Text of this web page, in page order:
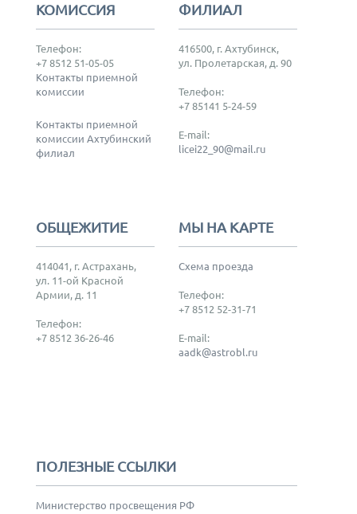
КОМИССИЯ
Телефон:
+7 8512 51-05-05
Контакты приемной
комиссии
Контакты приемной
комиссии Ахтубинский
филиал
ФИЛИАЛ
416500, г. Ахтубинск,
ул. Пролетарская, д. 90
Телефон:
+7 85141 5-24-59
E-mail:
licei22_90@mail.ru
ОБЩЕЖИТИЕ
414041, г. Астрахань,
ул. 11-ой Красной
Армии, д. 11
Телефон:
+7 8512 36-26-46
МЫ НА КАРТЕ
Схема проезда
Телефон:
+7 8512 52-31-71
E-mail:
aadk@astrobl.ru
ПОЛЕЗНЫЕ ССЫЛКИ
Министерство просвещения РФ